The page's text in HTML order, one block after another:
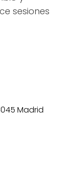
sesiones
Madrid